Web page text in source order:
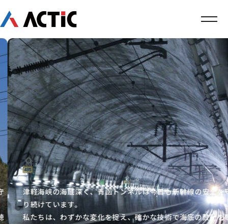
津軽海峡の海底深く、青函トンネルは今日も新幹線の安全を守
り続けています。
私たちは、わずかな変化を捉え、確かな技術で海底の鼓動を聴